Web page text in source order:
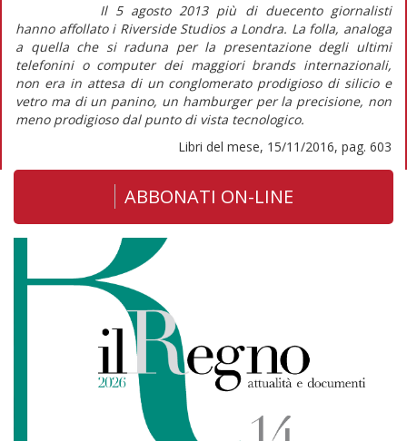
Il 5 agosto 2013 più di duecento giornalisti
hanno affollato i Riverside Studios a Londra. La folla, analoga
a quella che si raduna per la presentazione degli ultimi
telefonini o computer dei maggiori brandsinternazionali,
non era in attesa di un conglomerato prodigioso di silicio e
vetro ma di un panino, un hamburger per la precisione, non
meno prodigioso dal punto di vista tecnologico.
Libri del mese, 15/11/2016, pag. 603
ABBONATI ON-LINE